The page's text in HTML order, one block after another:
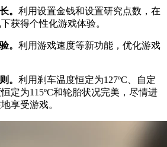
。 利用设置金钱和设置研究点数，在
获得个性化游戏体验。
。 利用游戏速度等新功能，优化游戏
。 利用刹车温度恒定为127ºC、自定
定为115ºC和轮胎状况完美，尽情进
享受游戏。